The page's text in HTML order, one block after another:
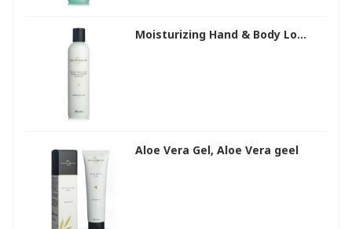
Moisturizing Hand & Body Lo...
Aloe Vera Gel, Aloe Vera geel